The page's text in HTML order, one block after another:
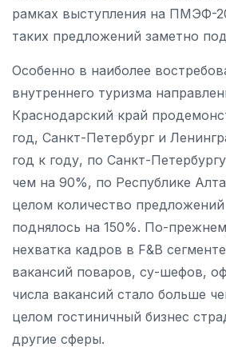
рамках выступления на ПМЭФ-
таких предложений заметно
Особенно в наиболее
внутреннего туризма
Краснодарский край
год, Санкт-Петербург и
год к году, по Санкт-
чем на 90%, по Республике
целом количество
поднялось на 150%. По-
нехватка кадров в F&B
вакансий поваров, су-шефов,
числа вакансий стало больше
целом гостиничный бизнес
другие сферы.